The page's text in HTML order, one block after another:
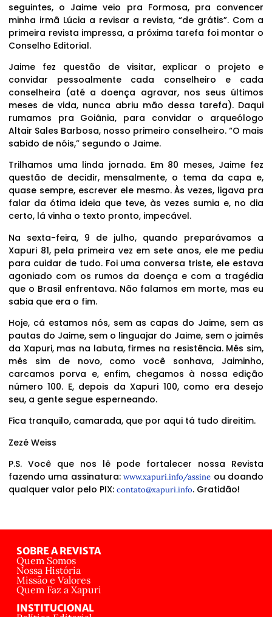
seguintes, o Jaime veio pra Formosa, pra convencer
minha irmã Lúcia a revisar a revista, “de grátis”. Com a
primeira revista impressa, a próxima tarefa foi montar o
Conselho Editorial.
Jaime fez questão de visitar, explicar o projeto e
convidar pessoalmente cada conselheiro e cada
conselheira (até a doença agravar, nos seus últimos
meses de vida, nunca abriu mão dessa tarefa). Daqui
rumamos pra Goiânia, para convidar o arqueólogo
Altair Sales Barbosa, nosso primeiro conselheiro. “O mais
sabido de nóis,” segundo o Jaime.
Trilhamos uma linda jornada. Em 80 meses, Jaime fez
questão de decidir, mensalmente, o tema da capa e,
quase sempre, escrever ele mesmo. Às vezes, ligava pra
falar da ótima ideia que teve, às vezes sumia e, no dia
certo, lá vinha o texto pronto, impecável.
Na sexta-feira, 9 de julho, quando preparávamos a
Xapuri 81, pela primeira vez em sete anos, ele me pediu
para cuidar de tudo. Foi uma conversa triste, ele estava
agoniado com os rumos da doença e com a tragédia
que o Brasil enfrentava. Não falamos em morte, mas eu
sabia que era o fim.
Hoje, cá estamos nós, sem as capas do Jaime, sem as
pautas do Jaime, sem o linguajar do Jaime, sem o jaimês
da Xapuri, mas na labuta, firmes na resistência. Mês sim,
mês sim de novo, como você sonhava, Jaiminho,
carcamos porva e, enfim, chegamos à nossa edição
número 100. E, depois da Xapuri 100, como era desejo
seu, a gente segue esperneando.
Fica tranquilo, camarada, que por aqui tá tudo direitim.
Zezé Weiss
P.S. Você que nos lê pode fortalecer nossa Revista
fazendo uma assinatura:www.xapuri.info/assine ou doando
qualquer valor pelo PIX: contato@xapuri.info. Gratidão!
SOBRE A REVISTA
Quem Somos
Nossa História
Missão e Valores
Quem Faz a Xapuri
INSTITUCIONAL